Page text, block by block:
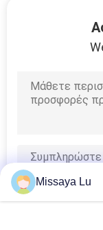
Missaya Lu